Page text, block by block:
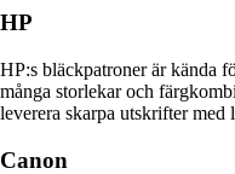
HP
HP:s bläckpatroner är kända
många storlekar och
leverera skarpa utskrifter med
Canon